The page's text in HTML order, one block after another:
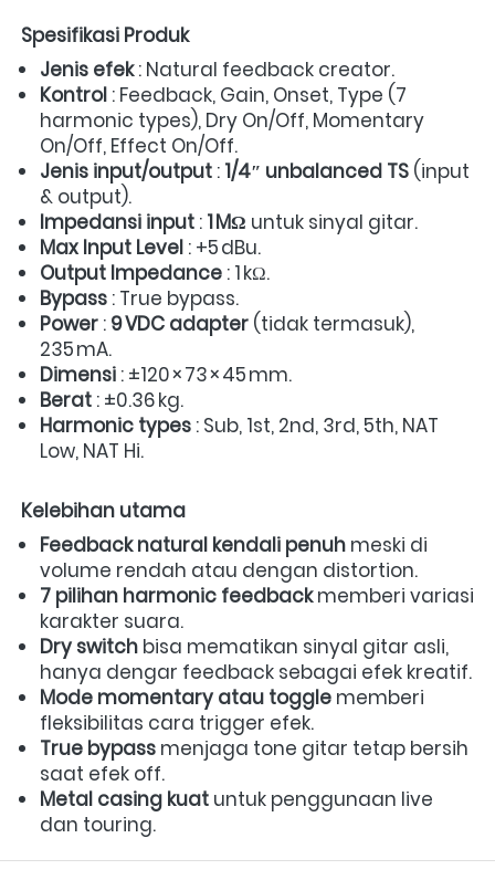
Spesifikasi Produk
Jenis efek : Natural feedback creator.
Kontrol : Feedback, Gain, Onset, Type (7
harmonic types), Dry On/Off, Momentary
On/Off, Effect On/Off.
Jenis input/output : 1/4″ unbalanced TS (input
& output).
Impedansi input : 1 MΩ untuk sinyal gitar.
Max Input Level : +5 dBu.
Output Impedance : 1 kΩ.
Bypass : True bypass.
Power : 9 VDC adapter (tidak termasuk),
235 mA.
Dimensi : ±120 × 73 × 45 mm.
Berat : ±0.36 kg.
Harmonic types : Sub, 1st, 2nd, 3rd, 5th, NAT
Low, NAT Hi.
Kelebihan utama
Feedback natural kendali penuh meski di
volume rendah atau dengan distortion.
7 pilihan harmonic feedback memberi variasi
karakter suara.
Dry switch bisa mematikan sinyal gitar asli,
Mode momentary atau toggle memberi
fleksibilitas cara trigger efek.
True bypass menjaga tone gitar tetap bersih
saat efek off.
Metal casing kuat untuk penggunaan live
dan touring.